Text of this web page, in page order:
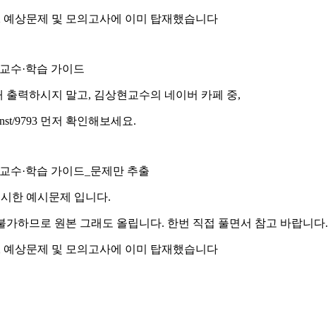
예상문제 및 모의고사에 이미 탑재했습니다
수·학습 가이드
출력하시지 말고, 김상현교수의 네이버 카페 중,
9793 먼저 확인해보세요.
수·학습 가이드 문제만 추출
한 예시문제 입니다.
가하므로 원본 그래도 올립니다. 한번 직접 풀면서 참고 바랍니다.
예상문제 및 모의고사에 이미 탑재했습니다